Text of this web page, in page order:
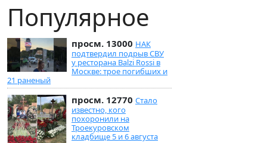
Популярное
просм. 13000 НАК
подтвердил подрыв СВУ
у ресторана Balzi Rossi в
Москве: трое погибших и
21 раненый
просм. 12770 Стало
известно, кого
похоронили на
Троекуровском
кладбище 5 и 6 августа